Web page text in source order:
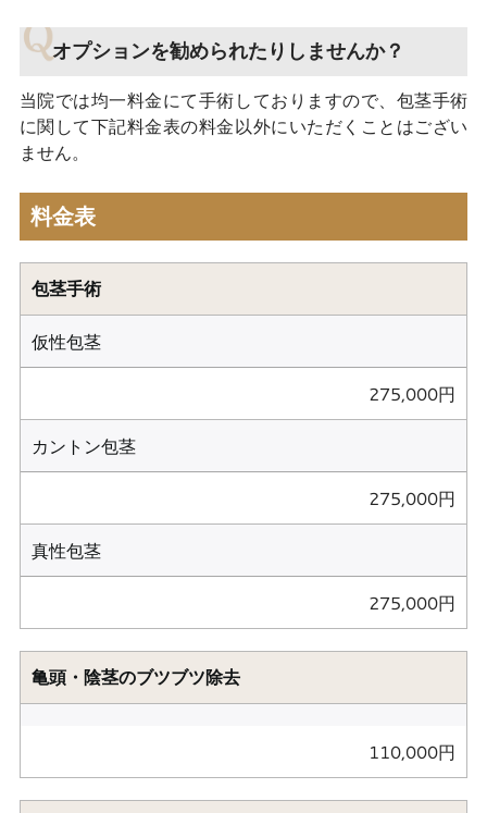
オプションを勧められたりしませんか？
当院では均一料金にて手術しておりますので、包茎手術
に関して下記料金表の料金以外にいただくことはござい
ません。
料金表
包茎手術
仮性包茎
275,000円
カントン包茎
275,000円
真性包茎
275,000円
亀頭・陰茎のブツブツ除去
110,000円